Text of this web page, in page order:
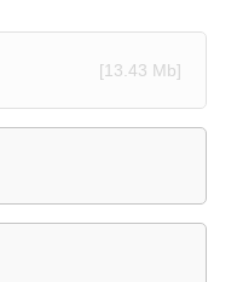
[13.43 Mb]